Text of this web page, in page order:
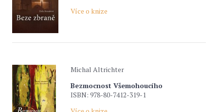
Více o knize
Michal Altrichter
Bezmocnost Všemohoucího
ISBN: 978-80-7412-319-1